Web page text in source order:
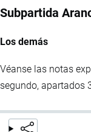
Subpartida
Los demás
Véanse las notas
segundo, apartados